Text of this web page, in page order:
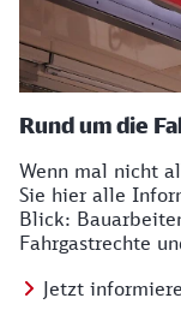
Rund um die
Wenn mal nicht
Sie hier alle
Blick:
Fahrgastrechte
Jetzt